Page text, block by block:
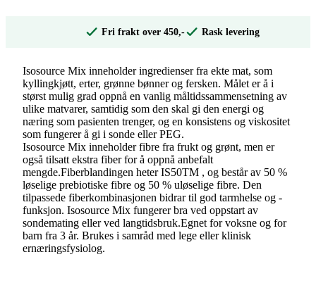
Fri frakt over 450,- Rask levering
Isosource Mix inneholder ingredienser fra ekte mat, som
kyllingkjøtt, erter, grønne bønner og fersken. Målet er å i
størst mulig grad oppnå en vanlig måltidssammensetning av
ulike matvarer, samtidig som den skal gi den energi og
næring som pasienten trenger, og en konsistens og viskositet
som fungerer å gi i sonde eller PEG.
Isosource Mix inneholder fibre fra frukt og grønt, men er
også tilsatt ekstra fiber for å oppnå anbefalt
mengde.Fiberblandingen heter IS50TM , og består av 50 %
løselige prebiotiske fibre og 50 % uløselige fibre. Den
tilpassede fiberkombinasjonen bidrar til god tarmhelse og -
funksjon. Isosource Mix fungerer bra ved oppstart av
sondemating eller ved langtidsbruk.Egnet for voksne og for
barn fra 3 år. Brukes i samråd med lege eller klinisk
ernæringsfysiolog.